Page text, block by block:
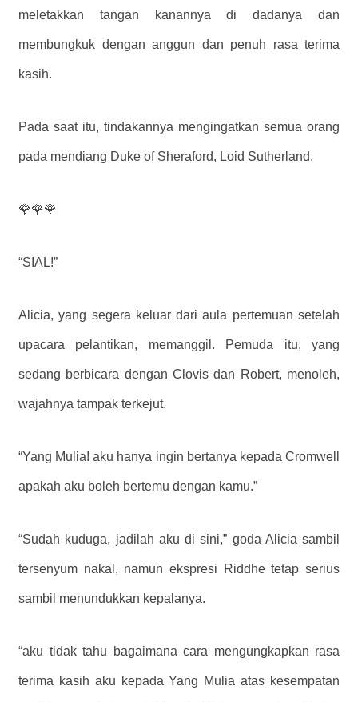
meletakkan tangan kanannya di dadanya dan
membungkuk dengan anggun dan penuh rasa terima
kasih.
Pada saat itu, tindakannya mengingatkan semua orang
pada mendiang Duke of Sheraford, Loid Sutherland.
🌹🌹🌹
“SIAL!”
Alicia, yang segera keluar dari aula pertemuan setelah
upacara pelantikan, memanggil. Pemuda itu, yang
sedang berbicara dengan Clovis dan Robert, menoleh,
wajahnya tampak terkejut.
“Yang Mulia! aku hanya ingin bertanya kepada Cromwell
apakah aku boleh bertemu dengan kamu.”
“Sudah kuduga, jadilah aku di sini,” goda Alicia sambil
tersenyum nakal, namun ekspresi Riddhe tetap serius
sambil menundukkan kepalanya.
“aku tidak tahu bagaimana cara mengungkapkan rasa
terima kasih aku kepada Yang Mulia atas kesempatan